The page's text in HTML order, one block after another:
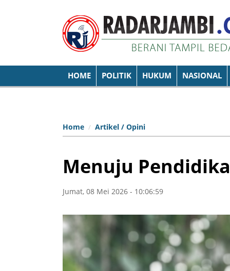
HOME POLITIK HUKUM NASIONAL
Home Artikel / Opini
Menuju
Jumat, 08 Mei 2026 - 10:06:59